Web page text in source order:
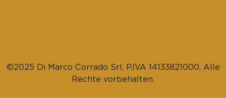
©2025 Di Marco Corrado Srl, P.IVA 14133821000. Alle
Rechte vorbehalten.